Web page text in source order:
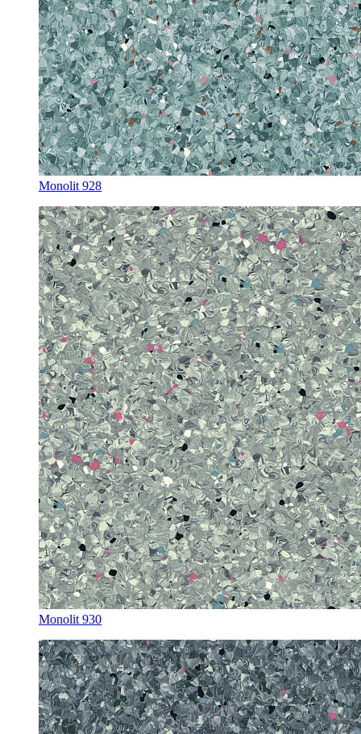
Monolit 928
Monolit 930